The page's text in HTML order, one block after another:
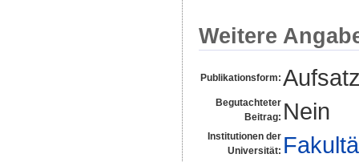
Weitere
Publikationsform:
Begutachteter
Beitrag: Nein
Institutionen der
Universität: